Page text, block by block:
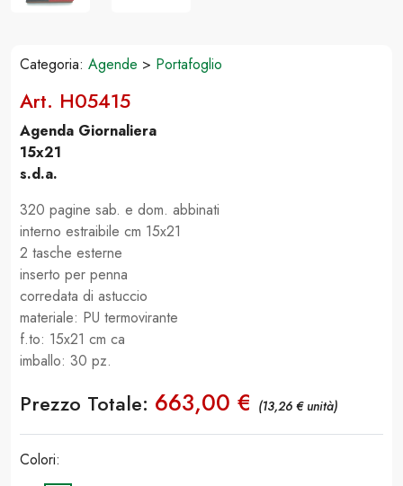
Categoria: Agende > Portafoglio
Art. H05415
Agenda Giornaliera
15x21
s.d.a.
320 pagine sab. e dom. abbinati
interno estraibile cm 15x21
2 tasche esterne
inserto per penna
corredata di astuccio
materiale: PU termovirante
f.to: 15x21 cm ca
imballo: 30 pz.
Prezzo Totale: 663,00 € (13,26 € unità)
Colori: